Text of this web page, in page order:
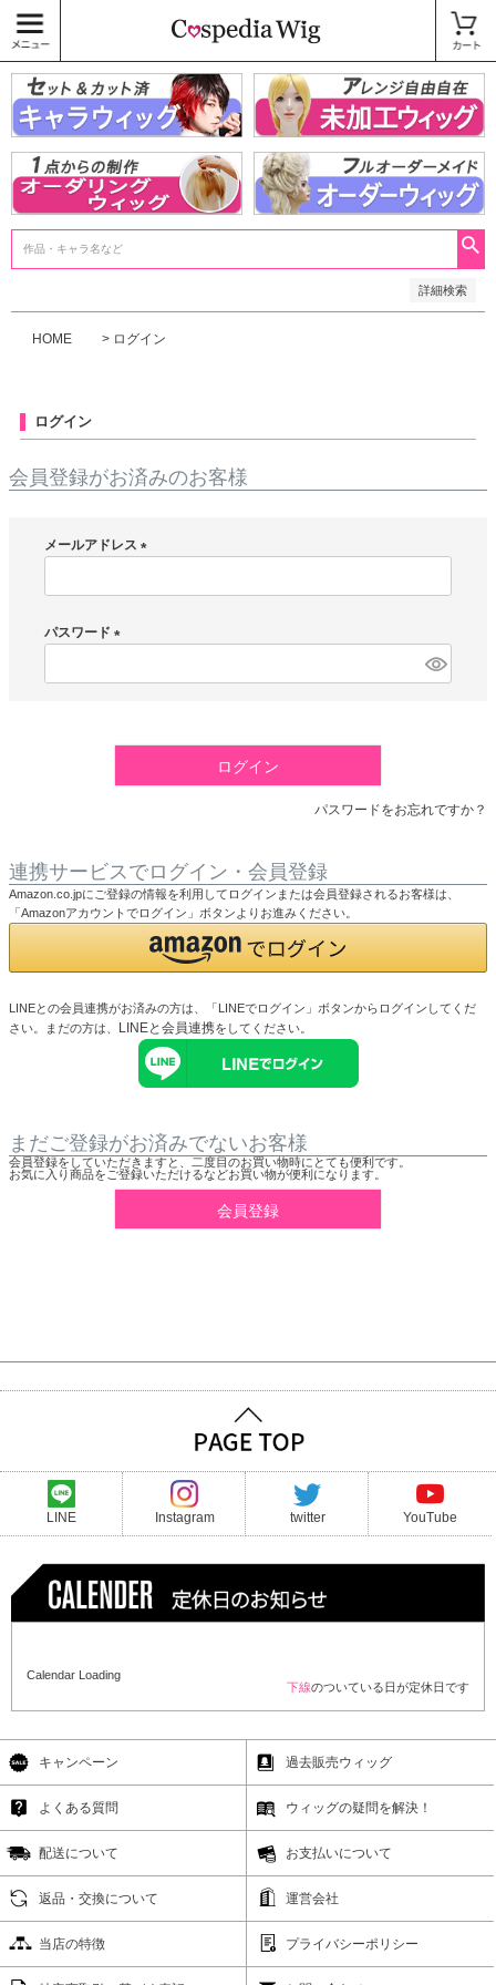
詳細検索
〜
商品タグ
キャラウィッグ
未加工ウィッグ
ベースウィッグ
衣装
SALE中
HOME ログイン
ログイン
会員登録がお済みのお客様
メールアドレス
必
パスワード
必
ログイン
パスワードをお忘れですか？
連携サービスでログイン・会員登録
Amazon.co.jpにご登録の情報を利用してログインまたは会員登録されるお客様は、
「Amazonアカウントでログイン」ボタンよりお進みください。
LINEとの会員連携がお済みの方は、「LINEでログイン」ボタンからログインしてくだ
さい。まだの方は、 LINEと会員連携をしてください。
まだご登録がお済みでないお客様
会員登録をしていただきますと、二度目のお買い物時にとても便利です。
お気に入り商品をご登録いただけるなどお買い物が便利になります。
会員登録
LINE Instagram twitter YouTube
Calendar Loading
下線のついている日が定休日です
キャンペーン 過去販売ウィッグ
よくある質問 ウィッグの疑問を解決！
配送について お支払いについて
返品・交換について 運営会社
当店の特徴 プライバシーポリシー